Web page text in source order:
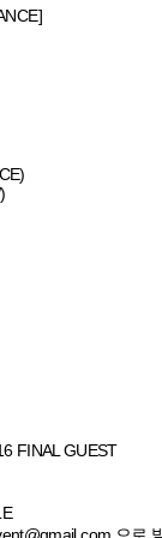
FINAL GUEST